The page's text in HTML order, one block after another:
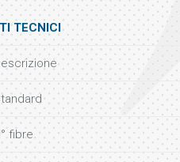
TECNICI
fibre